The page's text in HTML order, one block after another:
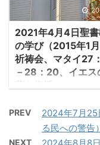
シア人とユダヤ人
混じった半ユダヤ
った。彼は後にパ
最愛の弟子となる
徒16：1－5「パウロ
ルベにもリストラ
ダヤ人の子で、ギ
人を父親に持つ、テ
という弟子がいた
2021年4月4日聖
の学び（2015年1
祈祷会、マタイ27
－28：20、イエス
エス時代、十字架
された罪人の遺体は
PREV
2024年7月25
る民への警告）
NEXT